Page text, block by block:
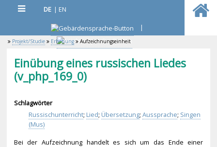
DE | EN
|
Projekt/Studie Erhebung Aufzeichnungseinheit
Einübung eines russischen Liedes
(v_php_169_0)
Schlagwörter
Russischunterricht; Lied; Übersetzung; Aussprache; Singen
(Mus)
Bei der Aufzeichnung handelt es sich um das Ende einer